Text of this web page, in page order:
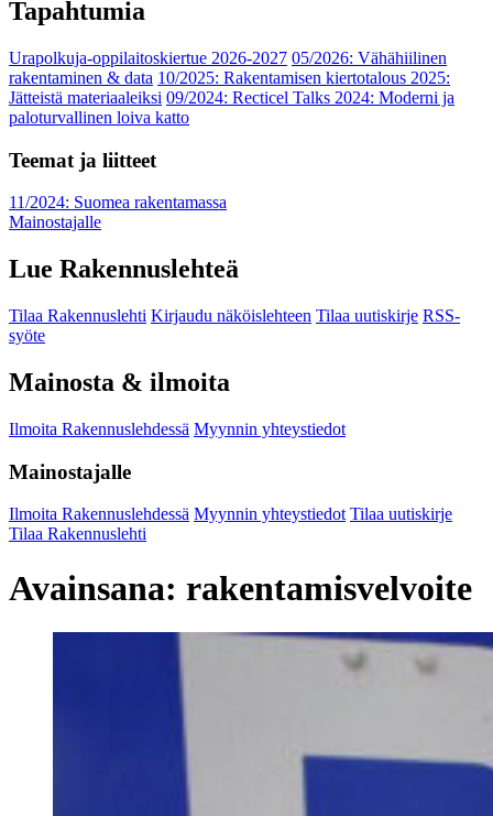
Tapahtumia
Urapolkuja-oppilaitoskiertue 2026-2027 05/2026: Vähähiilinen
rakentaminen & data 10/2025: Rakentamisen kiertotalous 2025:
Jätteistä materiaaleiksi 09/2024: Recticel Talks 2024: Moderni ja
paloturvallinen loiva katto
Teemat ja liitteet
11/2024: Suomea rakentamassa
Mainostajalle
Lue Rakennuslehteä
Tilaa Rakennuslehti Kirjaudu näköislehteen Tilaa uutiskirje RSS-
syöte
Mainosta & ilmoita
Ilmoita Rakennuslehdessä Myynnin yhteystiedot
Mainostajalle
Ilmoita Rakennuslehdessä Myynnin yhteystiedot Tilaa uutiskirje
Tilaa Rakennuslehti
Avainsana: rakentamisvelvoite